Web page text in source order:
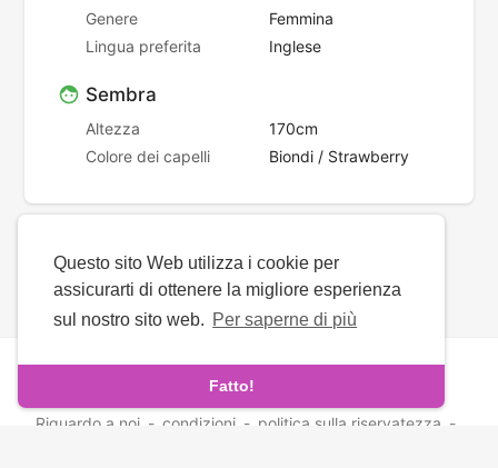
Questo sito Web utilizza i cookie per
assicurarti di ottenere la migliore esperienza
sul nostro sito web. Per saperne di più
Fatto!
Genere
Femmina
Lingua preferita
Inglese
Sembra
Altezza
170cm
Colore dei capelli
Biondi / Strawberry
Diritto d'autore © 2026 ArmenianMatch. Tutti i diritti
Riguardo a noi - condizioni - politica sulla riservatezza -